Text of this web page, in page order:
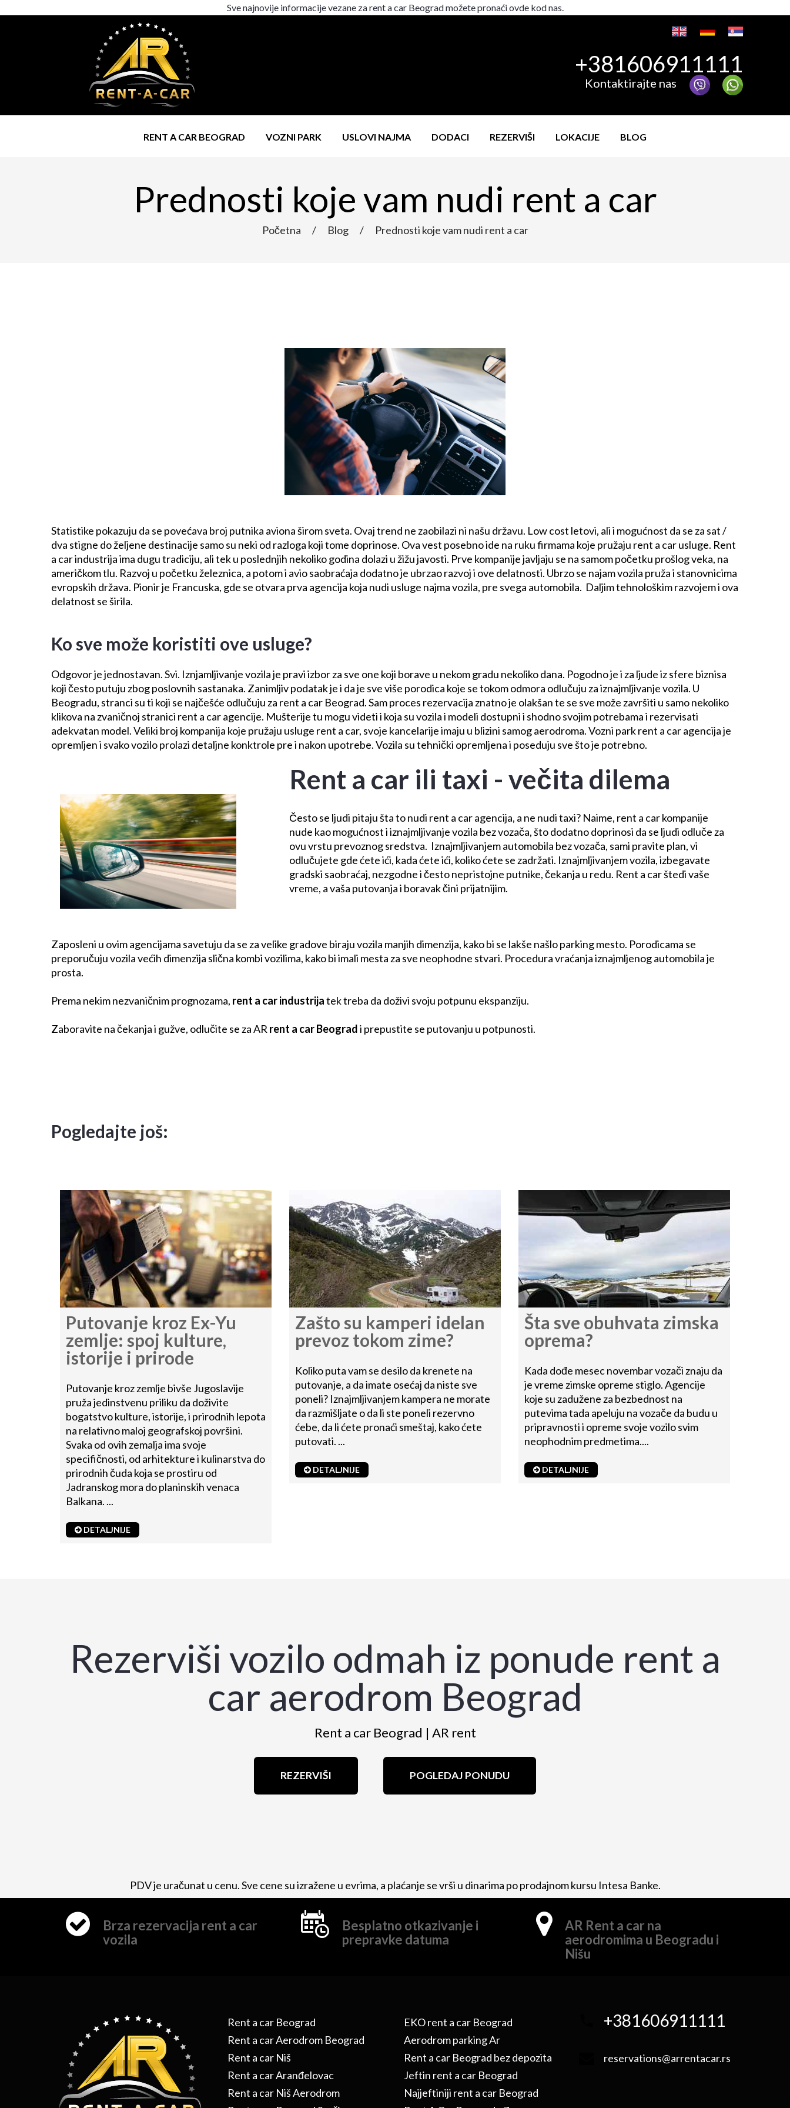
Sve najnovije informacije vezane za rent a car Beograd možete pronaći ovde kod nas.
+381606911111
Kontaktirajte nas
RENT A CAR BEOGRAD VOZNI PARK USLOVI NAJMA DODACI REZERVIŠI LOKACIJE BLOG
Prednosti koje vam nudi rent a car
Početna / Blog / Prednosti koje vam nudi rent a car
Statistike pokazuju da se povećava broj putnika aviona širom sveta. Ovaj trend ne zaobilazi ni našu državu. Low cost letovi, ali i mogućnost da se za sat /
dva stigne do željene destinacije samo su neki od razloga koji tome doprinose. Ova vest posebno ide na ruku firmama koje pružaju rent a car usluge. Rent
a carindustrija ima dugu tradiciju, ali tek u poslednjih nekoliko godina dolazi u žižu javosti. Prve kompanije javljaju se na samom početku prošlog veka, na
američkom tlu. Razvoj u početku železnica, a potom i avio saobraćaja dodatno je ubrzao razvoj i ove delatnosti. Ubrzo se najam vozila pruža i stanovnicima
evropskih država. Pionir je Francuska, gde se otvara prva agencija koja nudi usluge najma vozila, pre svega automobila. Daljim tehnološkim razvojem i ova
delatnost se širila.
Ko sve može koristiti ove usluge?
Odgovor je jednostavan. Svi. Iznjamljivanje vozila je pravi izbor za sve one koji borave u nekom gradu nekoliko dana. Pogodno je i za ljude iz sfere biznisa
koji često putuju zbog poslovnih sastanaka. Zanimljiv podatak je i da je sve više porodica koje se tokom odmora odlučuju za iznajmljivanje vozila. U
Beogradu, stranci su ti koji se najčešće odlučuju za rent a car Beograd. Sam proces rezervacija znatno je olakšan te se sve može završiti u samo nekoliko
klikova na zvaničnoj stranici rent a car agencije. Mušterije tu mogu videti i koja su vozila i modeli dostupni i shodno svojim potrebama i rezervisati
adekvatan model. Veliki broj kompanija koje pružaju usluge rent a car, svoje kancelarije imaju u blizini samog aerodroma. Vozni park rent a car agencija je
opremljen i svako vozilo prolazi detaljne konktrole pre i nakon upotrebe. Vozila su tehnički opremljena i poseduju sve što je potrebno.
Rent a car ili taxi - večita dilema
Često se ljudi pitaju šta to nudi rent a car agencija, a ne nudi taxi? Naime, rent a car kompanije
nude kao mogućnost i iznajmljivanje vozila bez vozača, što dodatno doprinosi da se ljudi odluče za
ovu vrstu prevoznog sredstva. Iznajmljivanjem automobila bez vozača, sami pravite plan, vi
odlučujete gde ćete ići, kada ćete ići, koliko ćete se zadržati. Iznajmljivanjem vozila, izbegavate
gradski saobraćaj, nezgodne i često nepristojne putnike, čekanja u redu. Rent a car štedi vaše
vreme, a vaša putovanja i boravak čini prijatnijim.
Zaposleni u ovim agencijama savetuju da se za velike gradove biraju vozila manjih dimenzija, kako bi se lakše našlo parking mesto. Porodicama se
preporučuju vozila većih dimenzija slična kombi vozilima, kako bi imali mesta za sve neophodne stvari. Procedura vraćanja iznajmljenog automobila je
prosta.
Prema nekim nezvaničnim prognozama, rent a car industrijatek treba da doživi svoju potpunu ekspanziju.
Zaboravite na čekanja i gužve, odlučite se za AR rent a car Beogradi prepustite se putovanju u potpunosti.
Pogledajte još:
Putovanje kroz Ex-Yu
zemlje: spoj kulture,
istorije i prirode
Putovanje kroz zemlje bivše Jugoslavije
pruža jedinstvenu priliku da doživite
bogatstvo kulture, istorije, i prirodnih lepota
na relativno maloj geografskoj površini.
Svaka od ovih zemalja ima svoje
specifičnosti, od arhitekture i kulinarstva do
prirodnih čuda koja se prostiru od
Jadranskog mora do planinskih venaca
Balkana. ...
DETALJNIJE
Zašto su kamperi idelan
prevoz tokom zime?
Koliko puta vam se desilo da krenete na
putovanje, a da imate osećaj da niste sve
poneli? Iznajmljivanjem kampera ne morate
da razmišljate o da li ste poneli rezervno
ćebe, da li ćete pronaći smeštaj, kako ćete
putovati. ...
DETALJNIJE
Šta sve obuhvata zimska
oprema?
Kada dođe mesec novembar vozači znaju da
je vreme zimske opreme stiglo. Agencije
koje su zadužene za bezbednost na
putevima tada apeluju na vozače da budu u
pripravnosti i opreme svoje vozilo svim
neophodnim predmetima....
DETALJNIJE
Rezerviši vozilo odmah iz ponude rent a
car aerodrom Beograd
Rent a car Beograd | AR rent
REZERVIŠI POGLEDAJ PONUDU
PDV je uračunat u cenu. Sve cene su izražene u evrima, a plaćanje se vrši u dinarima po prodajnom kursu Intesa Banke.
Brza rezervacija rent a car
vozila
Besplatno otkazivanje i
prepravke datuma
AR Rent a car na
aerodromima u Beogradu i
Nišu
Rent a car Beograd
Rent a car Aerodrom Beograd
Rent a car Niš
Rent a car Aranđelovac
Rent a car Niš Aerodrom
EKO rent a car Beograd
Aerodrom parking Ar
Rent a car Beograd bez depozita
Jeftin rent a car Beograd
Najjeftiniji rent a car Beograd
+381606911111
reservations@arrentacar.rs